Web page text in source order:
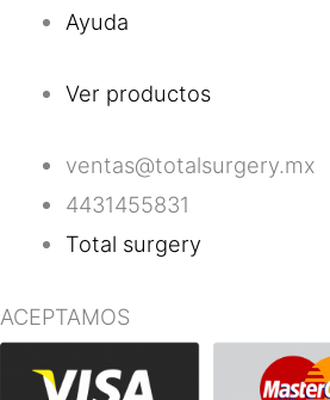
Ayuda
Ver productos
ventas@totalsurgery.mx
4431455831
Total surgery
ACEPTAMOS